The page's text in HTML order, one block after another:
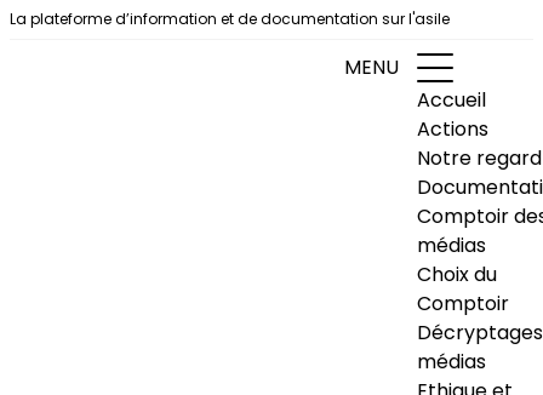
Aller au contenu
La plateforme d’information et de documentation sur l'asile
MENU
Accueil
Actions
Notre regard
Comptoir
médias
Choix du
Comptoir
Décryptages
médias